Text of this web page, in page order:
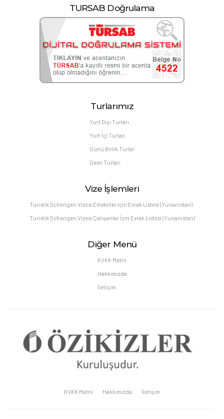
TURSAB Doğrulama
Turlarımız
Yurt Dışı Turları
Yurt İçi Turları
Günü Birlik Turlar
Gemi Turları
Vize İşlemleri
Turistik Schengen Vizesi Emekliler için Evrak Listesi (Yunanistan)
Turistik Schengen Vizesi Çalışanlar İçin Evrak Listesi (Yunanistan)
Diğer Menü
KVKK Metni
Hakkımızda
İletişim
KVKK Metni Hakkımızda İletişim